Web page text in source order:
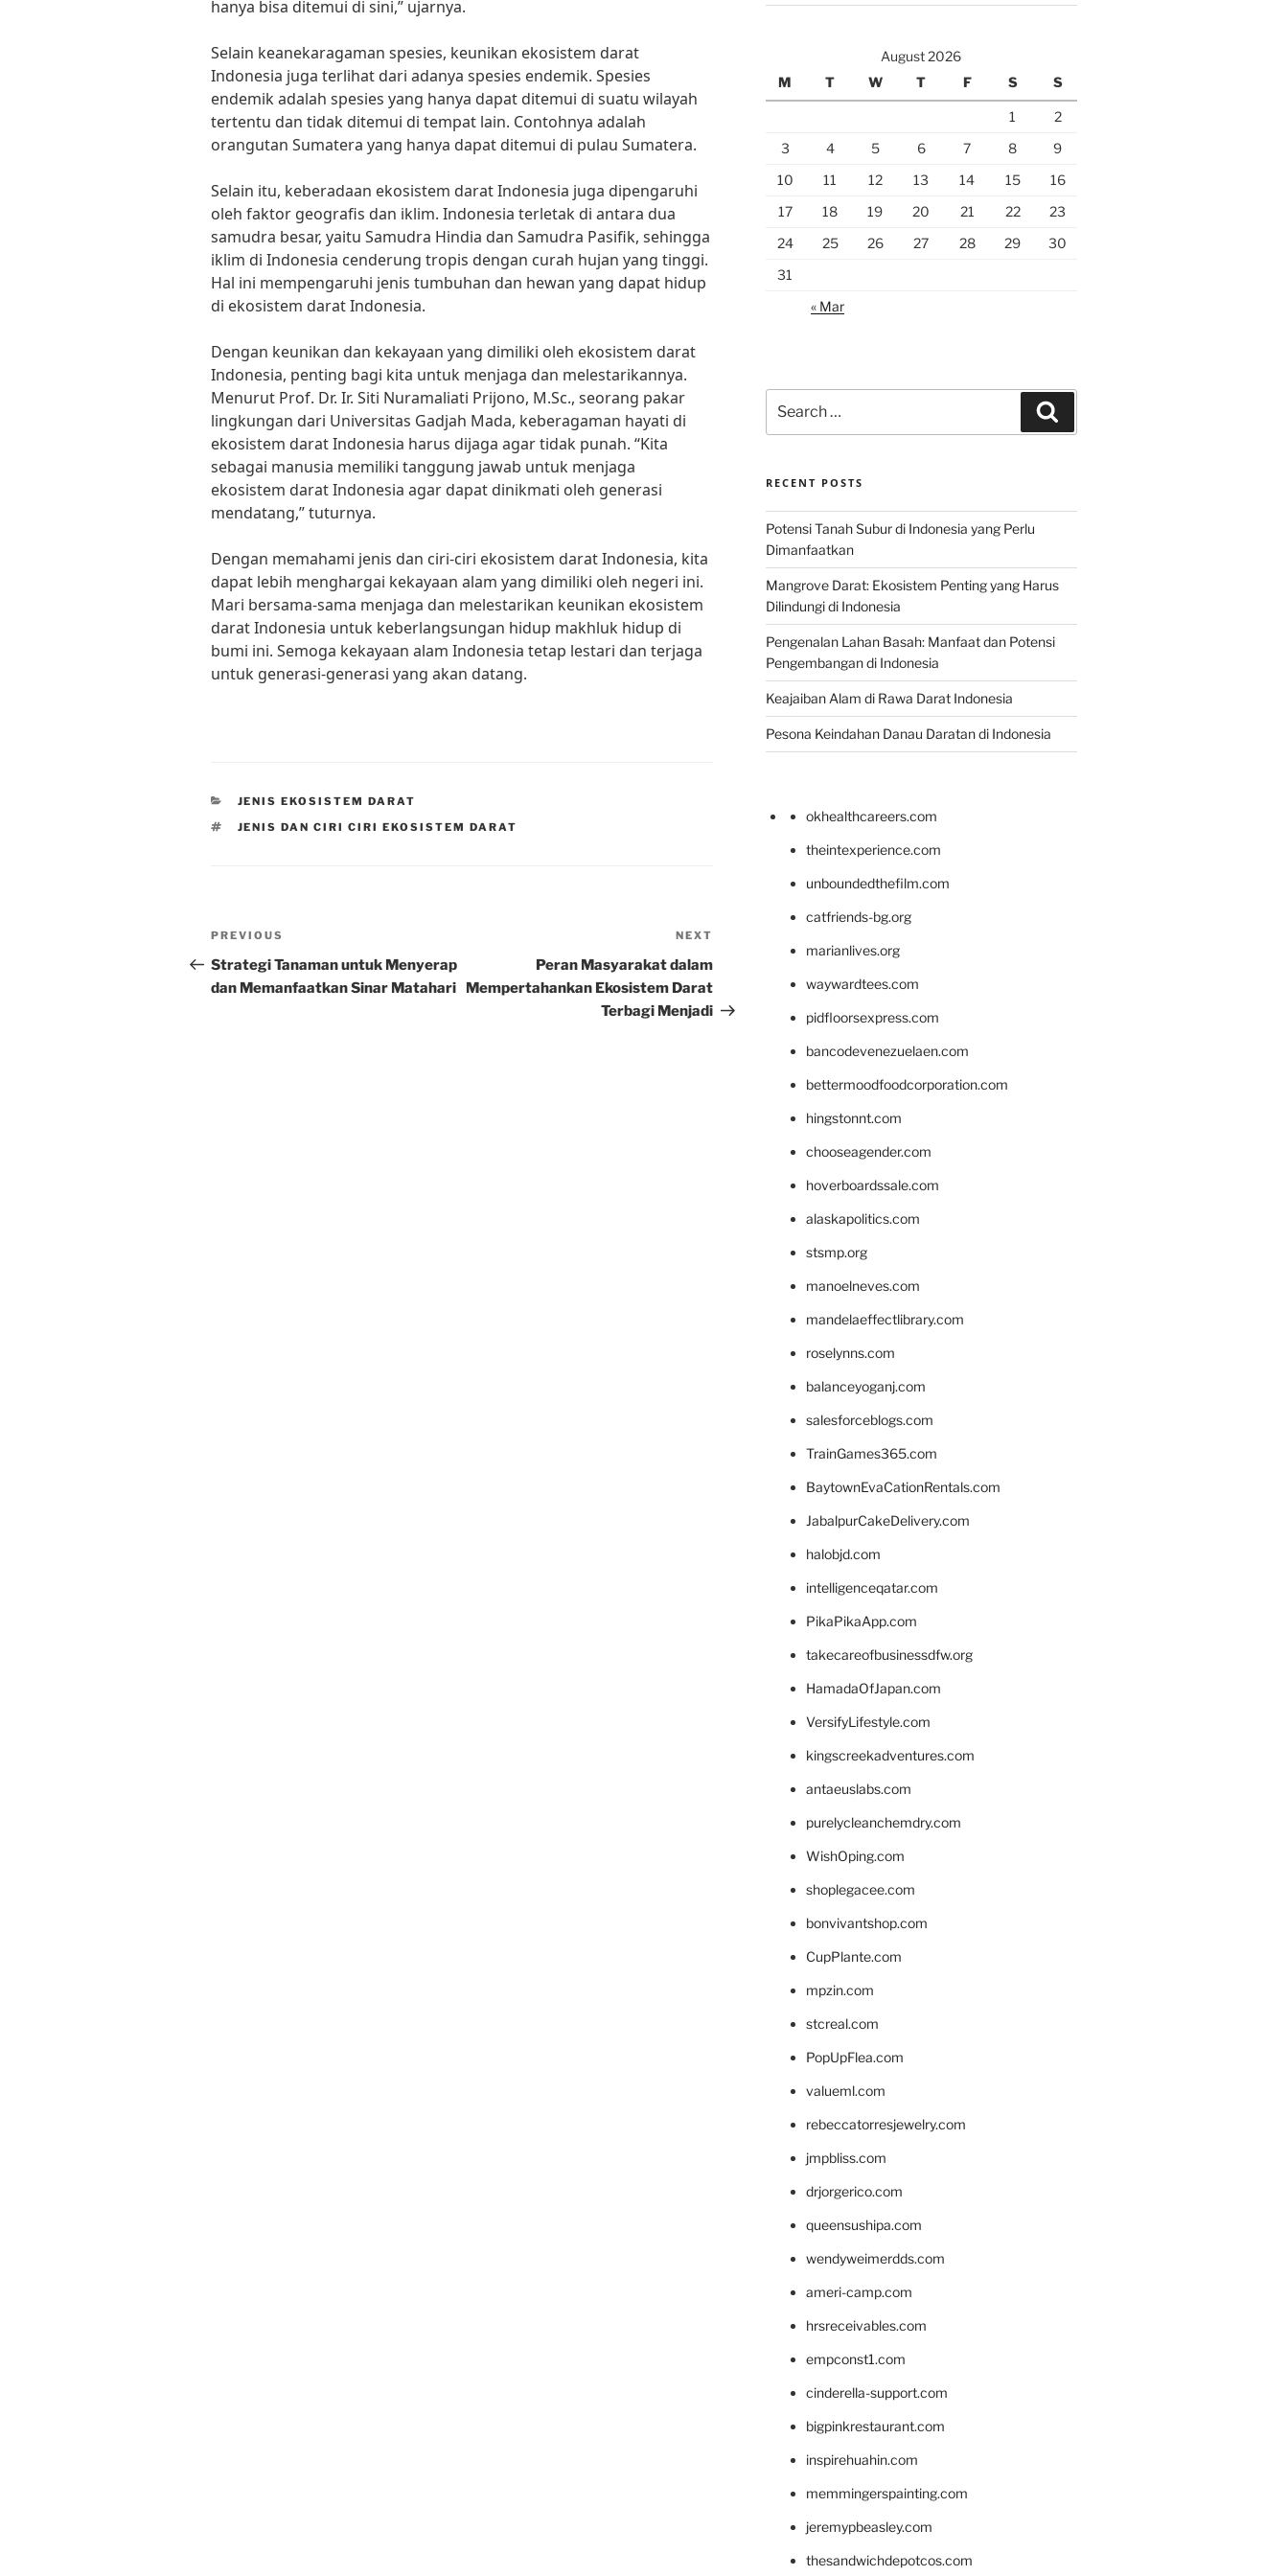
hanya bisa ditemui di sini,” ujarnya.
Selain keanekaragaman spesies, keunikan ekosistem darat
Indonesia juga terlihat dari adanya spesies endemik. Spesies
endemik adalah spesies yang hanya dapat ditemui di suatu wilayah
tertentu dan tidak ditemui di tempat lain. Contohnya adalah
orangutan Sumatera yang hanya dapat ditemui di pulau Sumatera.
Selain itu, keberadaan ekosistem darat Indonesia juga dipengaruhi
oleh faktor geografis dan iklim. Indonesia terletak di antara dua
samudra besar, yaitu Samudra Hindia dan Samudra Pasifik, sehingga
iklim di Indonesia cenderung tropis dengan curah hujan yang tinggi.
Hal ini mempengaruhi jenis tumbuhan dan hewan yang dapat hidup
di ekosistem darat Indonesia.
Dengan keunikan dan kekayaan yang dimiliki oleh ekosistem darat
Indonesia, penting bagi kita untuk menjaga dan melestarikannya.
Menurut Prof. Dr. Ir. Siti Nuramaliati Prijono, M.Sc., seorang pakar
lingkungan dari Universitas Gadjah Mada, keberagaman hayati di
ekosistem darat Indonesia harus dijaga agar tidak punah. “Kita
sebagai manusia memiliki tanggung jawab untuk menjaga
ekosistem darat Indonesia agar dapat dinikmati oleh generasi
mendatang,” tuturnya.
Dengan memahami jenis dan ciri-ciri ekosistem darat Indonesia, kita
dapat lebih menghargai kekayaan alam yang dimiliki oleh negeri ini.
Mari bersama-sama menjaga dan melestarikan keunikan ekosistem
darat Indonesia untuk keberlangsungan hidup makhluk hidup di
bumi ini. Semoga kekayaan alam Indonesia tetap lestari dan terjaga
untuk generasi-generasi yang akan datang.
CATEGORIES
JENIS EKOSISTEM DARAT
TAGS
JENIS DAN CIRI CIRI EKOSISTEM DARAT
Post
navigation
Previous
Post
PREVIOUS
Strategi Tanaman untuk Menyerap
dan Memanfaatkan Sinar Matahari
Post
NEXT
Peran Masyarakat dalam
Mempertahankan Ekosistem Darat
Terbagi Menjadi
August 2026
M
T W T F S S
1
2
3
4 5 6 7 8
9
10
11 12 13 14 15
16
17
18 19 20 21 22
23
24
25 26 27 28 29
30
31
« Mar
for:
RECENT POSTS
Potensi Tanah Subur di Indonesia yang Perlu
Dimanfaatkan
Mangrove Darat: Ekosistem Penting yang Harus
Dilindungi di Indonesia
Pengenalan Lahan Basah: Manfaat dan Potensi
Pengembangan di Indonesia
Keajaiban Alam di Rawa Darat Indonesia
Pesona Keindahan Danau Daratan di Indonesia
okhealthcareers.com
theintexperience.com
unboundedthefilm.com
catfriends-bg.org
marianlives.org
waywardtees.com
pidfloorsexpress.com
bancodevenezuelaen.com
bettermoodfoodcorporation.com
hingstonnt.com
chooseagender.com
hoverboardssale.com
alaskapolitics.com
stsmp.org
manoelneves.com
mandelaeffectlibrary.com
roselynns.com
balanceyoganj.com
salesforceblogs.com
TrainGames365.com
BaytownEvaCationRentals.com
JabalpurCakeDelivery.com
halobjd.com
intelligenceqatar.com
PikaPikaApp.com
takecareofbusinessdfw.org
HamadaOfJapan.com
VersifyLifestyle.com
kingscreekadventures.com
antaeuslabs.com
purelycleanchemdry.com
WishOping.com
shoplegacee.com
bonvivantshop.com
CupPlante.com
mpzin.com
stcreal.com
PopUpFlea.com
valueml.com
rebeccatorresjewelry.com
jmpbliss.com
drjorgerico.com
queensushipa.com
wendyweimerdds.com
ameri-camp.com
hrsreceivables.com
empconst1.com
cinderella-support.com
bigpinkrestaurant.com
inspirehuahin.com
memmingerspainting.com
jeremypbeasley.com
thesandwichdepotcos.com